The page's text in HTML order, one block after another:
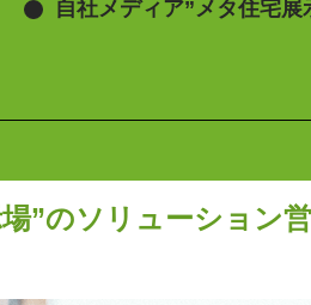
自社メディア”メタ住宅
”のソリューション